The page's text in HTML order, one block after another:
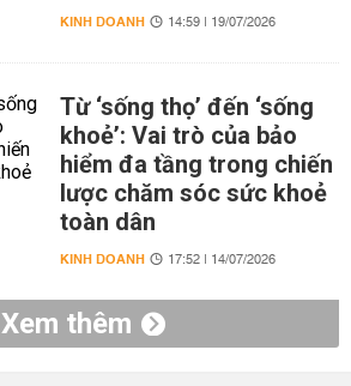
KINH DOANH 14:59 | 19/07/2026
Từ ‘sống thọ’ đến ‘sống
khoẻ’: Vai trò của bảo
hiểm đa tầng trong chiến
lược chăm sóc sức khoẻ
toàn dân
KINH DOANH 17:52 | 14/07/2026
Xem thêm